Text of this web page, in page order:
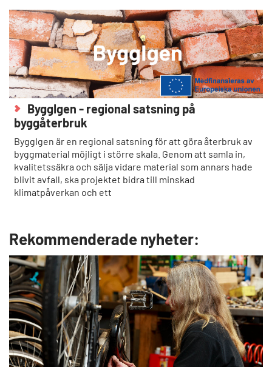
ByggIgen - regional satsning på
byggåterbruk
ByggIgen är en regional satsning för att göra återbruk av
byggmaterial möjligt i större skala. Genom att samla in,
kvalitetssäkra och sälja vidare material som annars hade
blivit avfall, ska projektet bidra till minskad
klimatpåverkan och ett
Rekommenderade nyheter: